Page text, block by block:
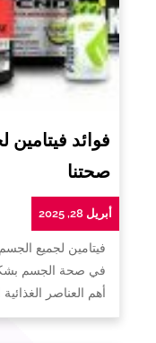
فوائد
صحتنا
أبريل 28, 2025
فيتامين لجميع
في صحة الجسم
أهم العناصر